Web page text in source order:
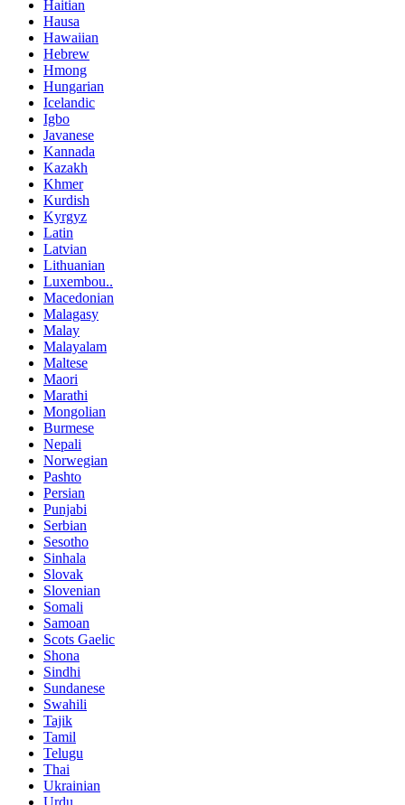
Haitian
Hausa
Hawaiian
Hebrew
Hmong
Hungarian
Icelandic
Igbo
Javanese
Kannada
Kazakh
Khmer
Kurdish
Kyrgyz
Latin
Latvian
Lithuanian
Luxembou..
Macedonian
Malagasy
Malay
Malayalam
Maltese
Maori
Marathi
Mongolian
Burmese
Nepali
Norwegian
Pashto
Persian
Punjabi
Serbian
Sesotho
Sinhala
Slovak
Slovenian
Somali
Samoan
Scots Gaelic
Shona
Sindhi
Sundanese
Swahili
Tajik
Tamil
Telugu
Thai
Ukrainian
Urdu